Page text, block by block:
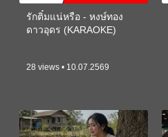
รักติ๋มแน่หรือ - หงษ์ทอง
ดาวอุดร (KARAOKE)
28 views • 10.07.2569